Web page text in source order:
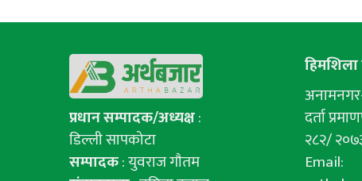
प्रधान सम्पादक/अध्यक्ष:
डिल्ली सापकोटा
सम्पादक: युवराज गाैतम
हिमशिला
दर्ता
२८२/
Email: